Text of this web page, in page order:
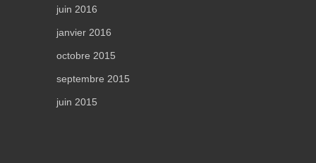
juin 2016
janvier 2016
octobre 2015
septembre 2015
juin 2015